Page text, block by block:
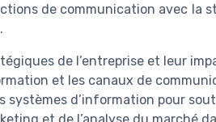
de communication avec la
de l’entreprise et leur
et les canaux de
systèmes d’information pour